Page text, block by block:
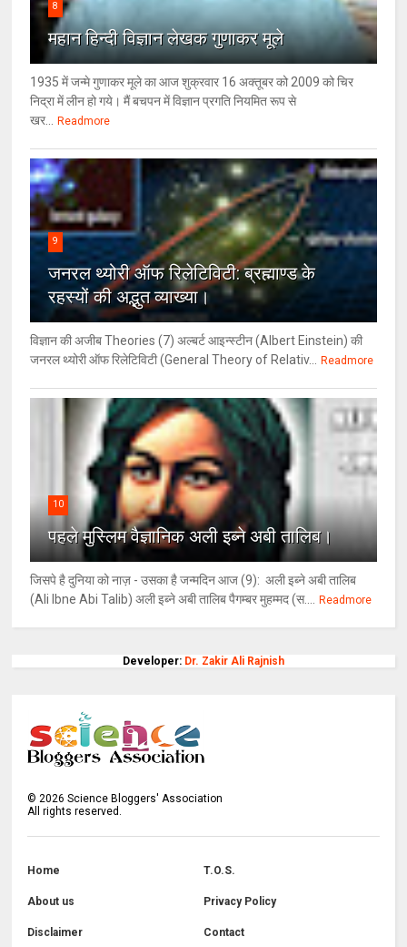
8
महान हिन्दी विज्ञान लेखक गुणाकर मूले
1935 में जन्मे गुणाकर मूले का आज शुक्रवार 16 अक्तूबर को 2009 को चिर
निद्रा में लीन हो गये। मैं बचपन में विज्ञान प्रगति नियमित रूप से
खर... Readmore
9
जनरल थ्‍योरी ऑफ रिलेटिविटी: ब्रह्माण्‍ड के
रहस्‍यों की अद्भुत व्‍याख्‍या।
विज्ञान की अजीब Theories (7) अल्‍बर्ट आइन्स्टीन (Albert Einstein) की
जनरल थ्योरी ऑफ रिलेटिविटी (General Theory of Relativ... Readmore
10
पहले मुस्लिम वैज्ञानिक अली इब्ने अबी तालिब।
जिसपे है दुनिया को नाज़ - उसका है जन्मदिन आज (9): अली इब्ने अबी तालिब
(Ali Ibne Abi Talib) अली इब्ने अबी तालिब पैगम्बर मुहम्मद (स.... Readmore
Developer: Dr. Zakir Ali Rajnish
©2026 Science Bloggers' Association
All rights reserved.
Home T.O.S.
About us Privacy Policy
Disclaimer Contact